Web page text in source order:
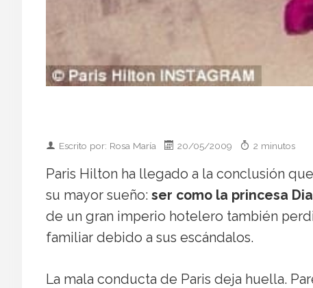
Escrito por: Rosa María 20/05/2009 2 minutos
Paris Hilton ha llegado a la conclusión
su mayor sueño: ser como la princesa
de un gran imperio hotelero también
familiar debido a sus escándalos.
La mala conducta de Paris deja huella.